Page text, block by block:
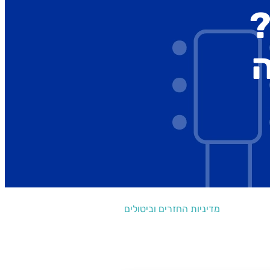
מדיניות החזרים וביטולים